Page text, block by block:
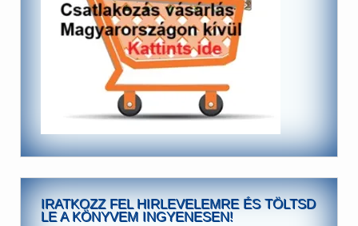
IRATKOZZ FEL HIRLEVELEMRE ÉS TÖLTSD
LE A KÖNYVEM INGYENESEN!